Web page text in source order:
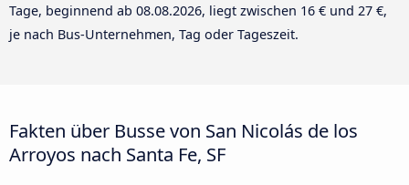
Tage, beginnend ab 08.08.2026, liegt zwischen 16 € und 27 €,
je nach Bus-Unternehmen, Tag oder Tageszeit.
Fakten über Busse von San Nicolás de los
Arroyos nach Santa Fe, SF